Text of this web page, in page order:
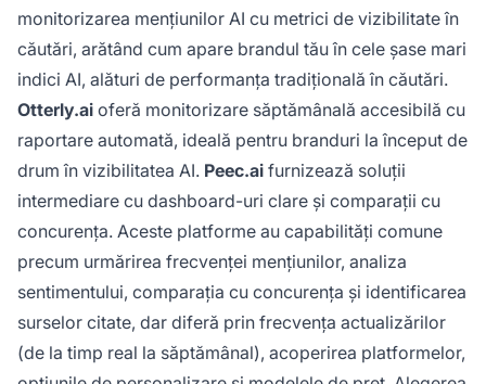
monitorizarea mențiunilor AI cu metrici de vizibilitate în
căutări, arătând cum apare brandul tău în cele șase mari
indici AI, alături de performanța tradițională în căutări.
Otterly.ai oferă monitorizare săptămânală accesibilă cu
raportare automată, ideală pentru branduri la început de
drum în vizibilitatea AI. Peec.ai furnizează soluții
intermediare cu dashboard-uri clare și comparații cu
concurența. Aceste platforme au capabilități comune
precum urmărirea frecvenței mențiunilor, analiza
sentimentului, comparația cu concurența și identificarea
surselor citate, dar diferă prin frecvența actualizărilor
(de la timp real la săptămânal), acoperirea platformelor,